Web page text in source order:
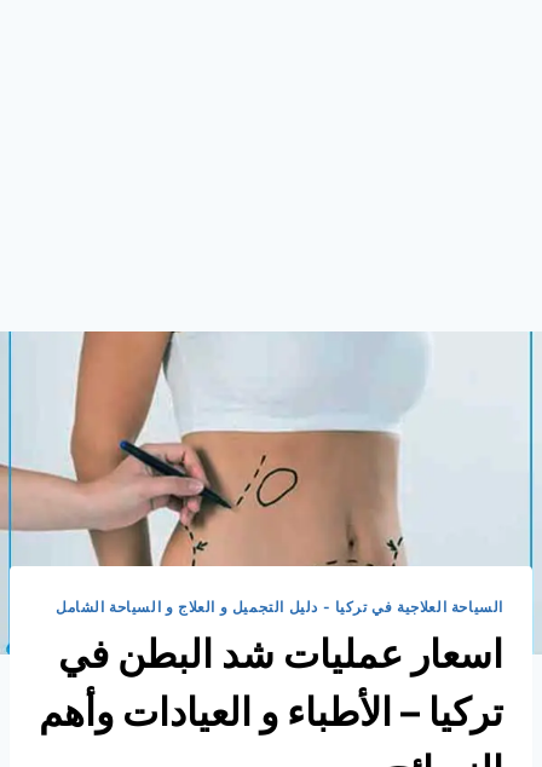
السياحة العلاجية في تركيا - دليل التجميل و العلاج و السياحة الشامل
اسعار عمليات شد البطن في
تركيا – الأطباء و العيادات وأهم